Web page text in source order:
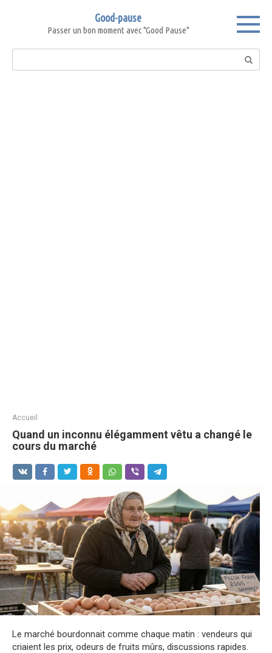
Good-pause
Passer un bon moment avec "Good Pause"
Search:
Accueil
Quand un inconnu élégamment vêtu a changé le
cours du marché
Le marché bourdonnait comme chaque matin : vendeurs qui
criaient les prix, odeurs de fruits mûrs, discussions rapides.